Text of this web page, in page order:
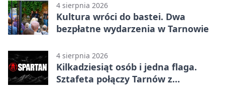
4 sierpnia 2026
Kultura wróci do bastei. Dwa
bezpłatne wydarzenia w Tarnowie
4 sierpnia 2026
Kilkadziesiąt osób i jedna flaga.
Sztafeta połączy Tarnów z